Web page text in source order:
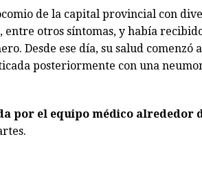
de la capital provincial con
otros síntomas, y había
Desde ese día, su salud comenzó a
posteriormente con una
por el equipo médico alrededor